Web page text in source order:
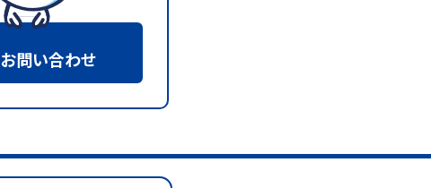
お問い合わせ